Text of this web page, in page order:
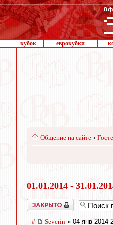
кубок еврокубки
Общение на сайте ‹
01.01.2014 -
Закрыто
# Severin » 04 янв 2014